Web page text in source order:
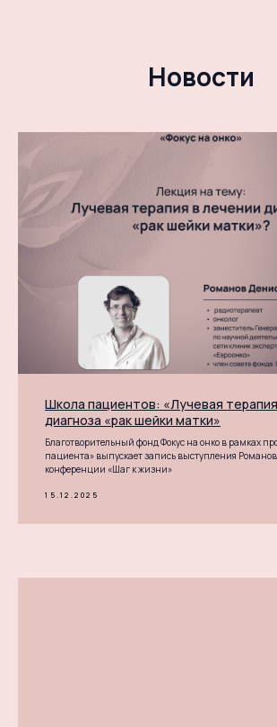
Новости
Школа пациентов: «Лучевая
диагноза «рак шейки матки»
Благотворительный фонд Фокус на онко в рамках
пациента» выпускает запись выступления
конференции «Шаг к жизни»
15.12.2025